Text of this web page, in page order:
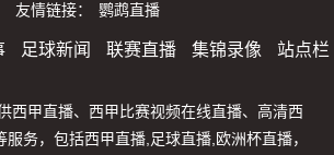
友情链接： 鹦鹉直播
足球新闻 联赛直播 集锦录像
站点栏
西甲直播、西甲比赛视频在线直播、高清西
务，包括西甲直播,足球直播,欧洲杯直播，